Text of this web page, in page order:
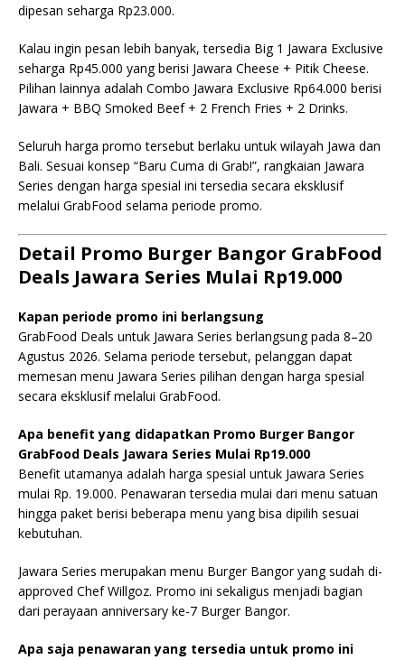
dipesan seharga Rp23.000.
Kalau ingin pesan lebih banyak, tersedia Big 1 Jawara Exclusive
seharga Rp45.000 yang berisi Jawara Cheese + Pitik Cheese.
Pilihan lainnya adalah Combo Jawara Exclusive Rp64.000 berisi
Jawara + BBQ Smoked Beef + 2 French Fries + 2 Drinks.
Seluruh harga promo tersebut berlaku untuk wilayah Jawa dan
Bali. Sesuai konsep “Baru Cuma di Grab!”, rangkaian Jawara
Series dengan harga spesial ini tersedia secara eksklusif
melalui GrabFood selama periode promo.
Detail Promo Burger Bangor GrabFood
Deals Jawara Series Mulai Rp19.000
Kapan periode promo ini berlangsung
GrabFood Deals untuk Jawara Series berlangsung pada 8–20
Agustus 2026. Selama periode tersebut, pelanggan dapat
memesan menu Jawara Series pilihan dengan harga spesial
secara eksklusif melalui GrabFood.
Apa benefit yang didapatkan Promo Burger Bangor
GrabFood Deals Jawara Series Mulai Rp19.000
Benefit utamanya adalah harga spesial untuk Jawara Series
mulai Rp. 19.000. Penawaran tersedia mulai dari menu satuan
hingga paket berisi beberapa menu yang bisa dipilih sesuai
kebutuhan.
Jawara Series merupakan menu Burger Bangor yang sudah di-
approved Chef Willgoz. Promo ini sekaligus menjadi bagian
dari perayaan anniversary ke-7 Burger Bangor.
Apa saja penawaran yang tersedia untuk promo ini